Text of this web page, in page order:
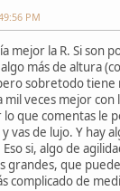
PM
mejor la R. Si son
más de altura
sobretodo tiene
veces mejor con
que comentas le
vas de lujo. Y hay
si, algo de
grandes, que
complicado de